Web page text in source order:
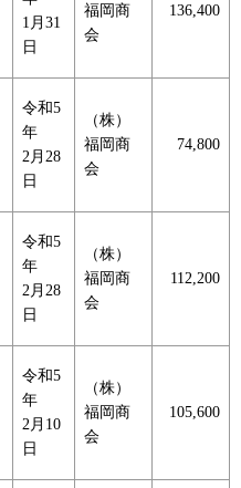
1月31
日
福岡商
会
136,400
令和5
年
2月28
日
（株）
福岡商
会
74,800
令和5
年
2月28
日
（株）
福岡商
会
112,200
令和5
年
2月10
日
（株）
福岡商
会
105,600